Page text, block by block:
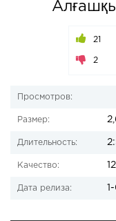
21
2
Просмотров:
Размер:
Длительность:
Качество:
Дата релиза: